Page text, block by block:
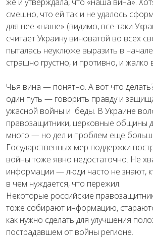
смешно, что ей так и не удалось
для нее «наше» (видимо, все-таки
считает Украину виноватой во всех
пыталась неуклюже выразить в
страшно грустно, и противно, и жалко
Чья вина — понятно. А вот что
один путь — говорить правду и
ужасной войны и беды. В Украине
правозащитники, церковные общины
много — но дел и проблем еще
Государственных мер поддержки
войны тоже явно недостаточно. Не
информации — люди часто не знают,
в чем нуждается, что пережил.
Некоторые российские
тоже собирают информацию,
как нужно сделать для улучшения
пострадавшем от войны регионе.